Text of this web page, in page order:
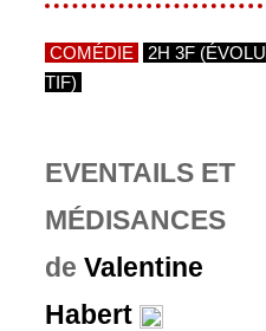
COMÉDIE
2H 3F (ÉVOLU
TIF)
EVENTAILS ET
MÉDISANCES
deValentine
Habert